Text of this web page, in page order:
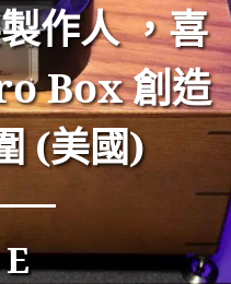
作人 ，喜
Box 創造
(美國)